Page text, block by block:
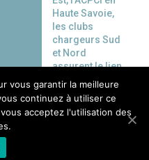
Haute Savoie,
les clubs
chargeurs Sud
et Nord
assurent le lien
de proximité
territoriale.
vous garantir la meilleure
continuez à utiliser ce
acceptez l'utilisation des